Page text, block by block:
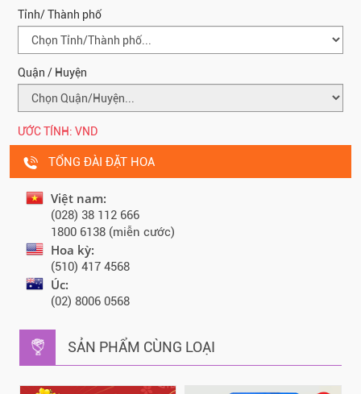
Tỉnh/ Thành phố
Quận / Huyện
ƯỚC TÍNH: VND
TỔNG ĐÀI ĐẶT HOA
Việt nam:
(028) 38 112 666
1800 6138 (miễn cước)
Hoa kỳ:
(510) 417 4568
Úc:
(02) 8006 0568
SẢN PHẨM CÙNG LOẠI